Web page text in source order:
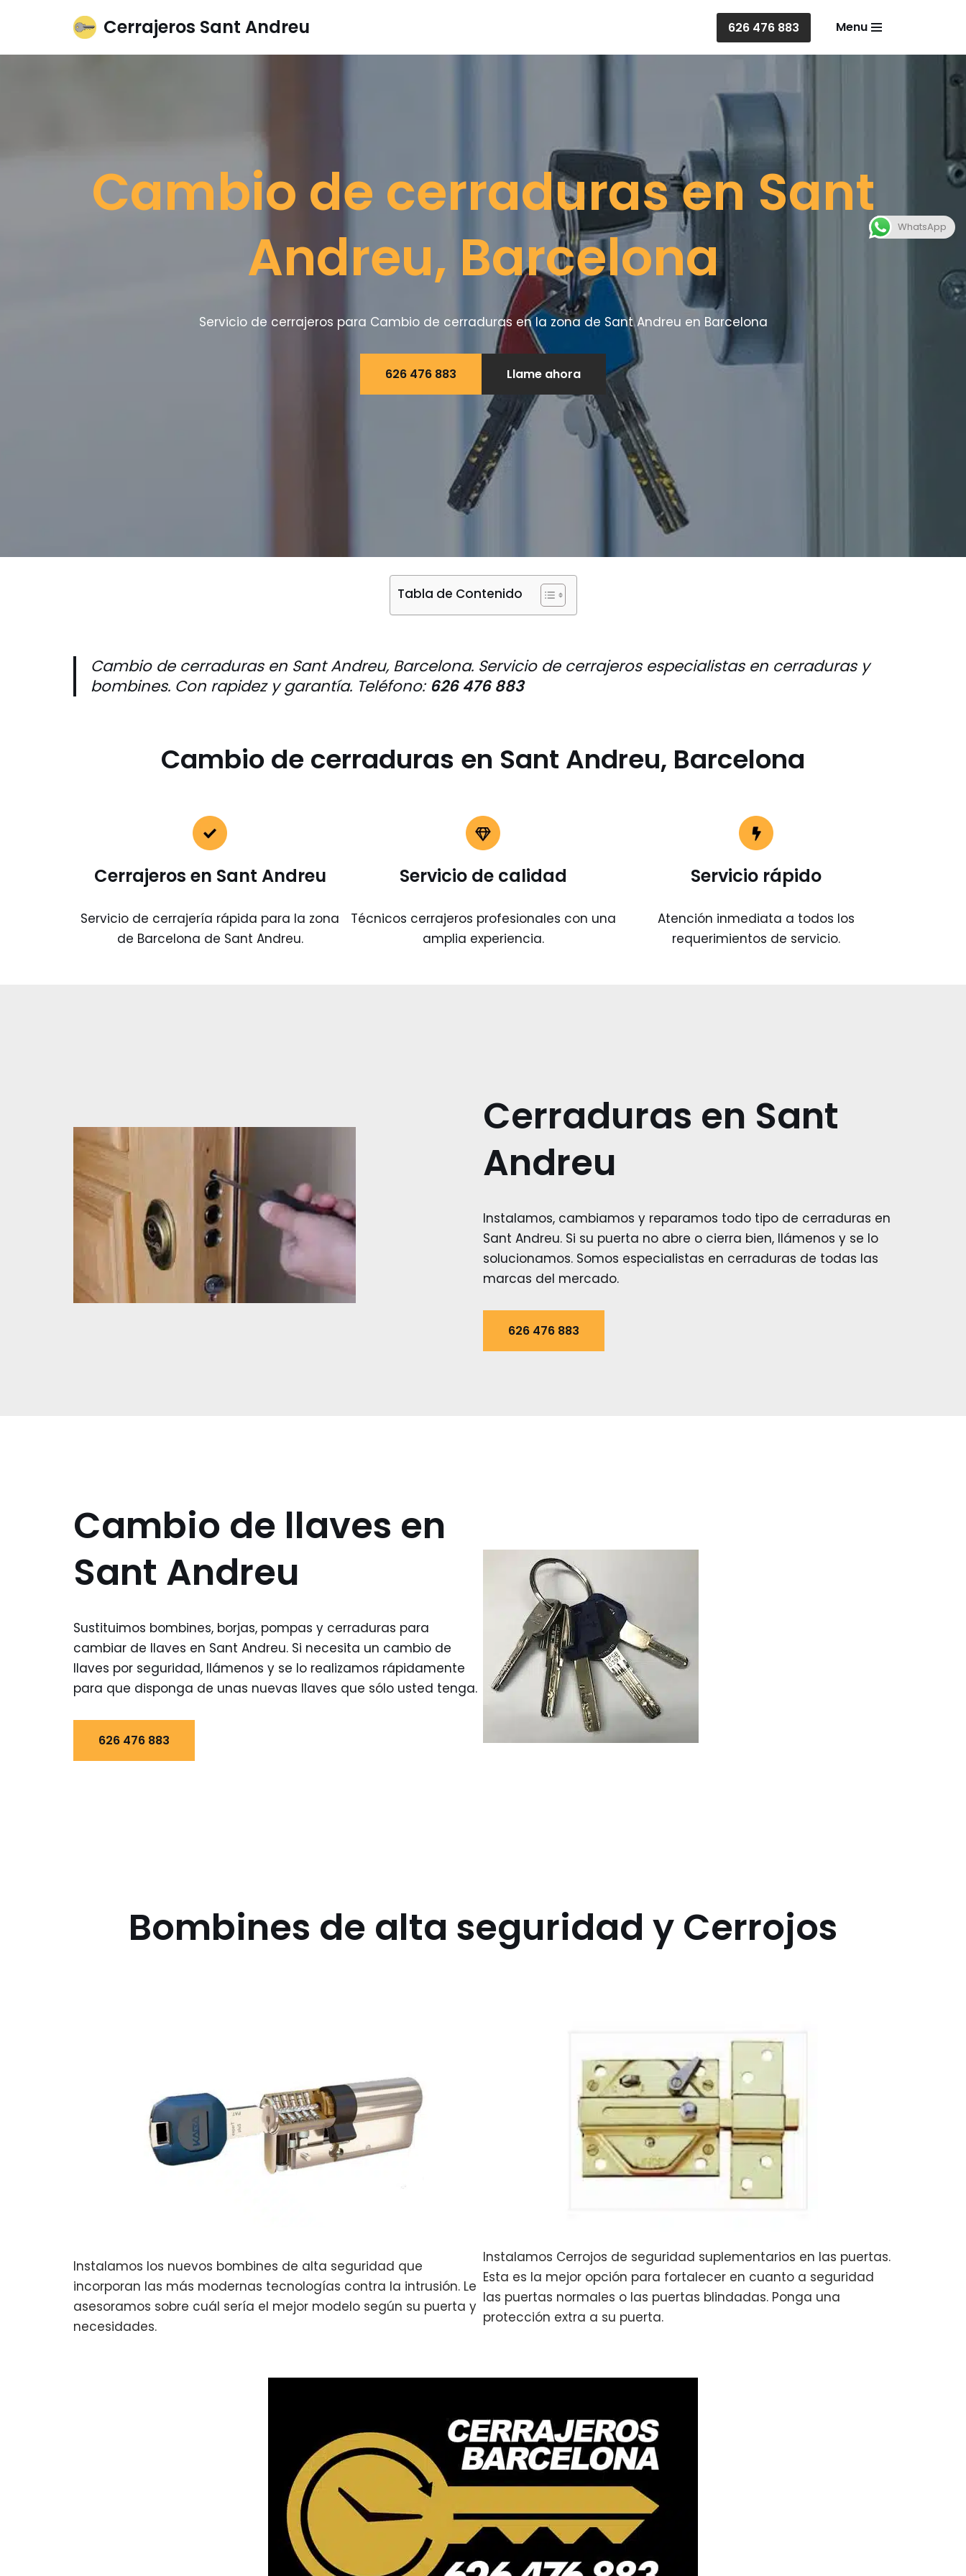
al
Cerrajeros Sant Andreu 626 476 883 Menu
Cambio de cerraduras en Sant
Andreu, Barcelona
Servicio de cerrajeros para Cambio de cerraduras en la zona de Sant Andreu en Barcelona
626 476 883 Llame ahora
Tabla de Contenido
Cambio de cerraduras en Sant Andreu, Barcelona. Servicio de cerrajeros especialistas en cerraduras y
bombines. Con rapidez y garantía. Teléfono: 626 476 883
Cambio de cerraduras en Sant Andreu, Barcelona
Cerrajeros en Sant Andreu
Servicio de cerrajería rápida para la zona
de Barcelona de Sant Andreu.
Servicio de calidad
Técnicos cerrajeros profesionales con una
amplia experiencia.
Servicio rápido
Atención inmediata a todos los
requerimientos de servicio.
Cerraduras en Sant
Andreu
Instalamos, cambiamos y reparamos todo tipo de cerraduras en
Sant Andreu. Si su puerta no abre o cierra bien, llámenos y se lo
solucionamos. Somos especialistas en cerraduras de todas las
marcas del mercado.
626 476 883
Cambio de llaves en
Sant Andreu
Sustituimos bombines, borjas, pompas y cerraduras para
cambiar de llaves en Sant Andreu. Si necesita un cambio de
llaves por seguridad, llámenos y se lo realizamos rápidamente
para que disponga de unas nuevas llaves que sólo usted tenga.
626 476 883
Bombines de alta seguridad y Cerrojos
Instalamos los nuevos bombines de alta seguridad que
incorporan las más modernas tecnologías contra la intrusión. Le
asesoramos sobre cuál sería el mejor modelo según su puerta y
necesidades.
Instalamos Cerrojos de seguridad suplementarios en las puertas.
Esta es la mejor opción para fortalecer en cuanto a seguridad
las puertas normales o las puertas blindadas. Ponga una
protección extra a su puerta.
WhatsApp